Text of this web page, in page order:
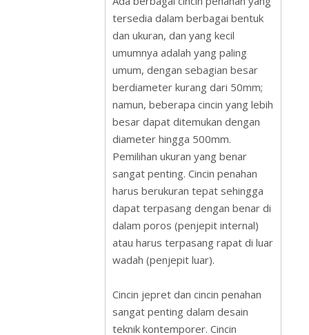
tersedia dalam berbagai bentuk
dan ukuran, dan yang kecil
umumnya adalah yang paling
umum, dengan sebagian besar
berdiameter kurang dari 50mm;
namun, beberapa cincin yang lebih
besar dapat ditemukan dengan
diameter hingga 500mm.
Pemilihan ukuran yang benar
sangat penting. Cincin penahan
harus berukuran tepat sehingga
dapat terpasang dengan benar di
dalam poros (penjepit internal)
atau harus terpasang rapat di luar
wadah (penjepit luar).
Cincin jepret dan cincin penahan
sangat penting dalam desain
teknik kontemporer. Cincin